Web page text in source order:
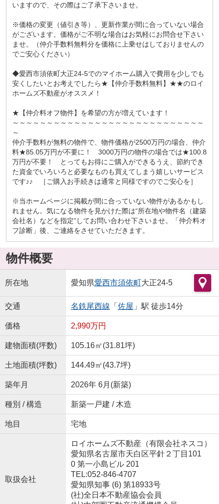
いますので、その際はご了承下さいませ。
※価格の変更（値引き等）、更新作業が間に合っていない場合
がございます。価格がご不明な場合はお気軽にお問合せ下さい
ませ。（仲介手数料無料分を価格に上乗せはしておりませんの
でご安心ください）
◆愛西市須依町大正24-5でのマイホーム購入で費用を少しでも
安くしたいとお考えでしたら★【仲介手数料無料】★★のロイ
ホームズ不動産がオススメ！
★【仲介料オフ物件】を希望の方が増えています！
～～～～～～～～～～～～～～～～～～～～～～～～～～～～
～
仲介手数料が無料の物件で、物件価格が2500万円の場合、仲介
料★85.05万円が不要に！ 3000万円の物件の場合では★100.8
万円が不要！ とってもお得にご購入ができるうえ、節約でき
た資金でいろいろと必要なものも買えてしまう嬉しいサービス
です♪♪ ［ご購入お手続きは通常と同様ですのでご安心を］
※当ホームページに掲載が間に合っていない物件があるかもし
れません。気になる物件を見かけた際は“所在地や物件名（建築
会社名）などを指定”してお問い合わせ下さいませ。「仲介料オ
フ診断」後、ご連絡をさせていただきます。
物件概要
所在地 愛知県愛西市須依町大正24-5
交通 名鉄尾西線 「 佐屋 」駅 徒歩14分
価格 2,990万円
建物面積(坪数) 105.16㎡(31.81坪)
土地面積(坪数) 144.49㎡(43.7坪)
築年月 2026年 6月(新築)
種別 / 構造 新築一戸建 / 木造
地目 宅地
取扱会社
ロイホームズ不動産（有限会社ネスコ）
愛知県名古屋市天白区平針２丁目101
0 第一小島ビル 201
TEL:052-846-4707
愛知県知事 (6) 第18933号
(社)全日本不動産協会会員